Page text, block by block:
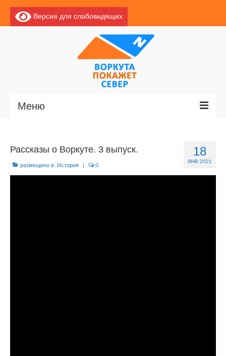
Версия для слабовидящих
Меню
Новости
О Воркуте
18
ЯНВ 2021
Рассказы о Воркуте. 3 выпуск.
размещено в: История | 0